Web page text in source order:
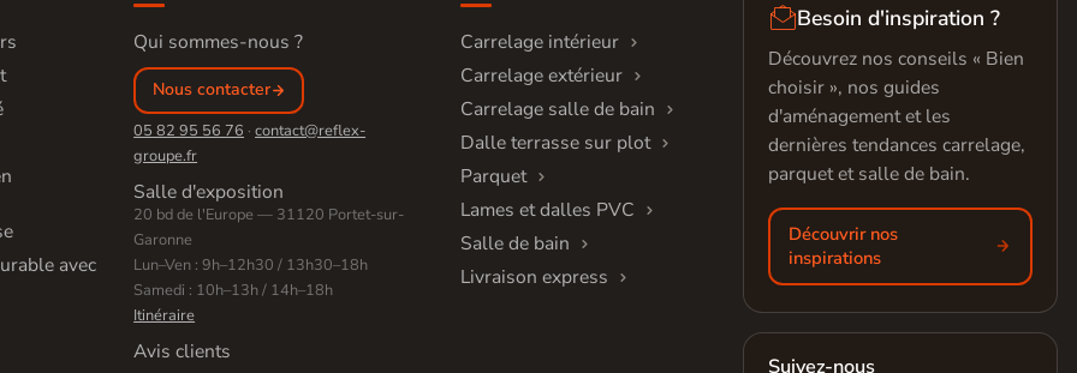
avec
Qui sommes-nous ?
Nous contacter
05 82 95 56 76 ·contact@reflex-
groupe.fr
Salle d'exposition
20 bd de l'Europe — 31120 Portet-sur-
Garonne
Lun–Ven : 9h–12h30 / 13h30–18h
Samedi : 10h–13h / 14h–18h
Itinéraire
Avis clients
Carrelage intérieur
Carrelage extérieur
Carrelage salle de bain
Dalle terrasse sur plot
Parquet
Lames et dalles PVC
Salle de bain
Livraison express
Besoin d'inspiration ?
Découvrez nos conseils « Bien
choisir », nos guides
d'aménagement et les
dernières tendances carrelage,
parquet et salle de bain.
Découvrir nos
inspirations
Suivez-nous